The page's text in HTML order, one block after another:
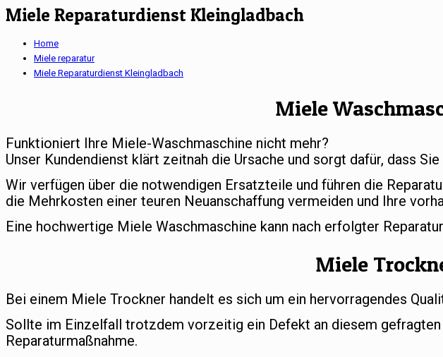
Miele Reparaturdienst Kleingladbach
Home
Miele reparatur
Miele Reparaturdienst Kleingladbach
Miele
Funktioniert Ihre Miele-Waschmaschine nicht mehr?
Unser Kundendienst klärt zeitnah die Ursache und sorgt dafür, dass
Wir verfügen über die notwendigen Ersatzteile und führen die
die Mehrkosten einer teuren Neuanschaffung vermeiden und Ihre
Eine hochwertige Miele Waschmaschine kann nach erfolgter
Miele
Bei einem Miele Trockner handelt es sich um ein hervorragendes
Sollte im Einzelfall trotzdem vorzeitig ein Defekt an diesem
Reparaturmaßnahme.